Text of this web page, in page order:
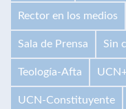
Rector en los medios
Sala de Prensa Sin
Teología-Afta
UCN-Constituyente